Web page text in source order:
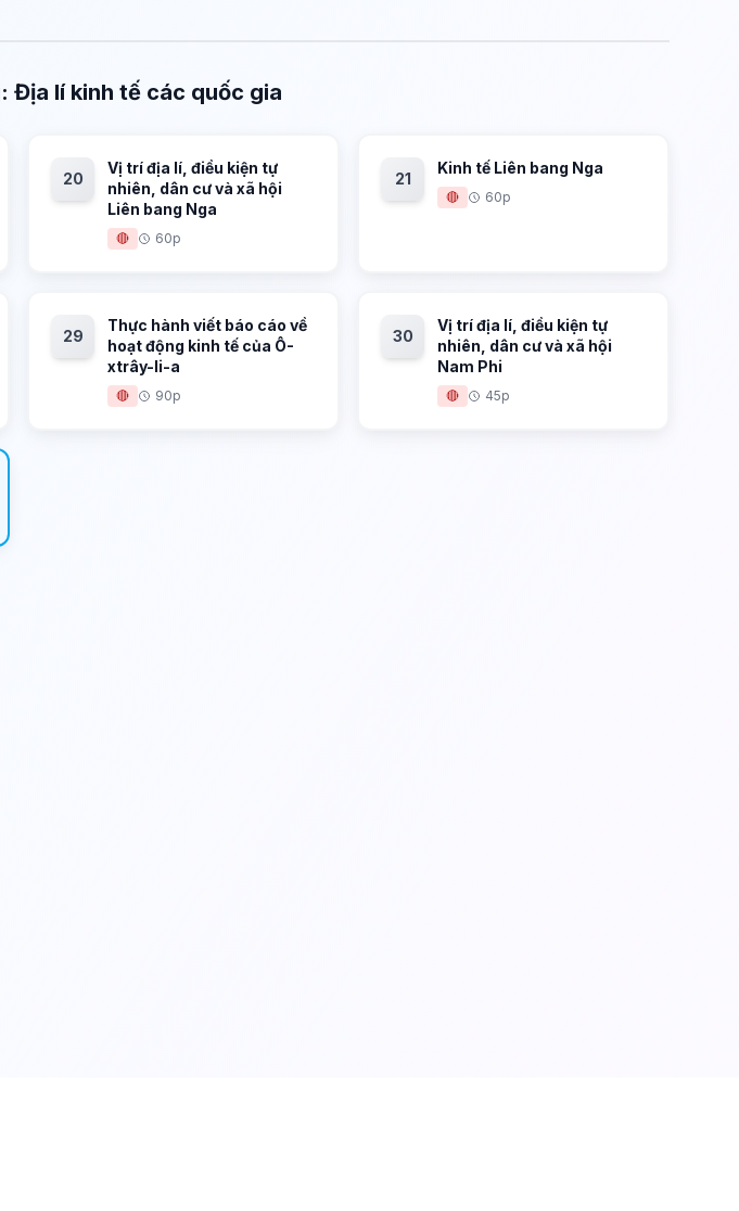
Địa lí kinh tế các quốc gia
20
Vị trí địa lí, điều kiện tự
nhiên, dân cư và xã hội
Liên bang Nga
🔴 60p
21
Kinh tế Liên bang Nga
🔴 60p
29
Thực hành viết báo cáo về
hoạt động kinh tế của Ô-
xtrây-li-a
🔴 90p
30
Vị trí địa lí, điều kiện tự
nhiên, dân cư và xã hội
Nam Phi
🔴 45p